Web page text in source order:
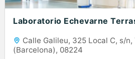
Laboratorio Echevarne
Calle Galileu, 325 Local C, s/n,
(Barcelona), 08224